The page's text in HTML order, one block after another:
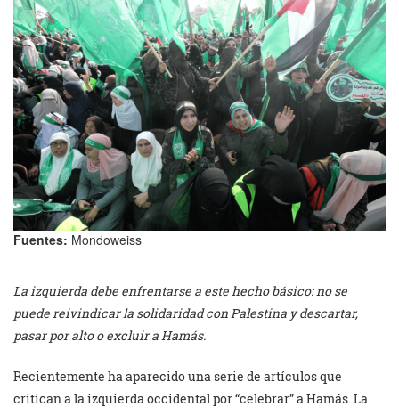
Fuentes: Mondoweiss
La izquierda debe enfrentarse a este hecho básico: no se
puede reivindicar la solidaridad con Palestina y descartar,
pasar por alto o excluir a Hamás.
Recientemente ha aparecido una serie de artículos que
critican a la izquierda occidental por “celebrar” a Hamás. La